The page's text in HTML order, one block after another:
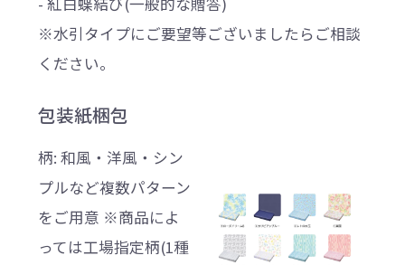
※水引タイプにご要望等ございましたらご相談
ください。
包装紙梱包
柄: 和風・洋風・シン
プルなど複数パターン
をご用意 ※商品によ
っては工場指定柄(1種